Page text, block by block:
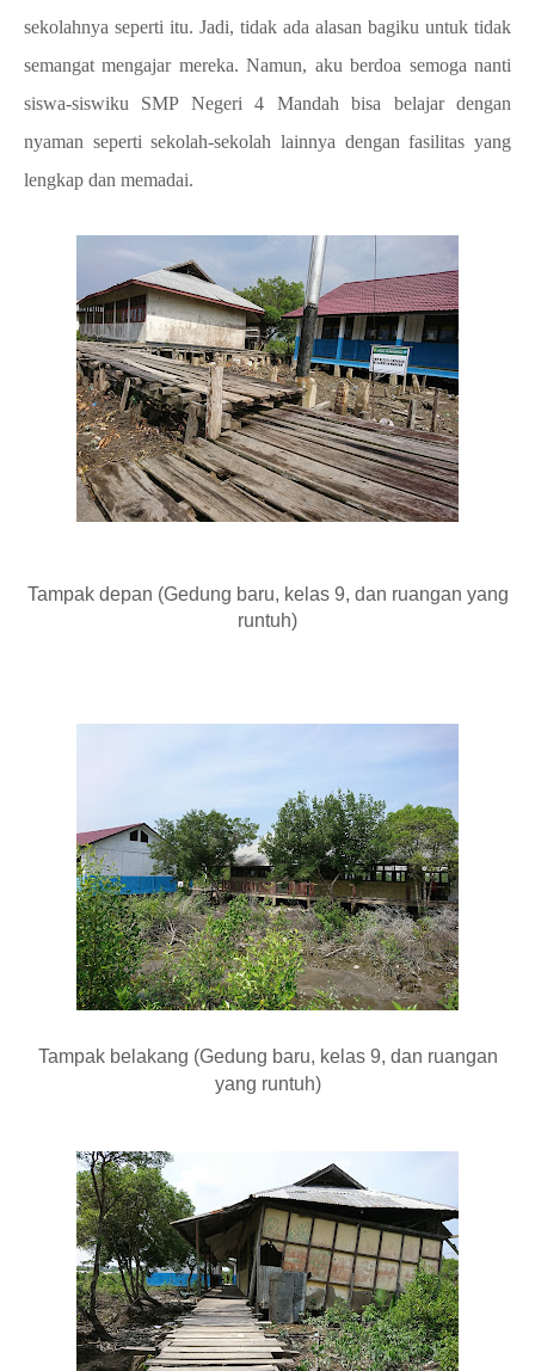
sekolahnya seperti itu. Jadi, tidak ada alasan bagiku untuk tidak
semangat mengajar mereka. Namun, aku berdoa semoga nanti
siswa-siswiku SMP Negeri 4 Mandah bisa belajar dengan
nyaman seperti sekolah-sekolah lainnya dengan fasilitas yang
lengkap dan memadai.
Tampak depan (Gedung baru, kelas 9, dan ruangan yang
runtuh)
Tampak belakang (Gedung baru, kelas 9, dan ruangan
yang runtuh)